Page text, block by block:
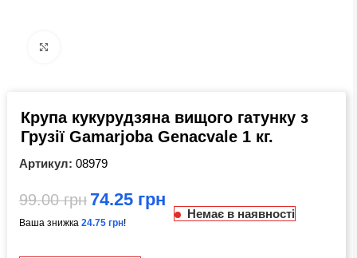
Крупа кукурудзяна вищого гатунку з
Грузії Gamarjoba Genacvale 1 кг.
Артикул: 08979
99.00грн 74.25 грн
Ваша знижка 24.75 грн!
Немає в наявності